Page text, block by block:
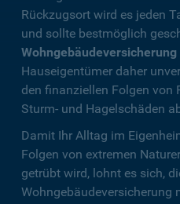
Rückzugsort wird es jeden
und sollte bestmöglich
Wohngebäudeversicherung
Hauseigentümer daher
den finanziellen Folgen von
Sturm- und Hagelschäden
Damit Ihr Alltag im
Folgen von extremen
getrübt wird, lohnt es sich,
Wohngebäudeversicherung